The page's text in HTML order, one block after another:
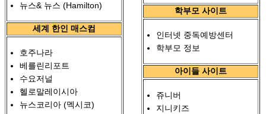
뉴스& 뉴스 (Hamilton)
세계 한인 매스컴
호주나라
베를린리포트
수요저널
헬로말레이시아
뉴스코리아 (멕시코)
학부모 사이트
인터넷 중독예방센터
학부모 정보
아이들 사이트
쥬니버
지니키즈